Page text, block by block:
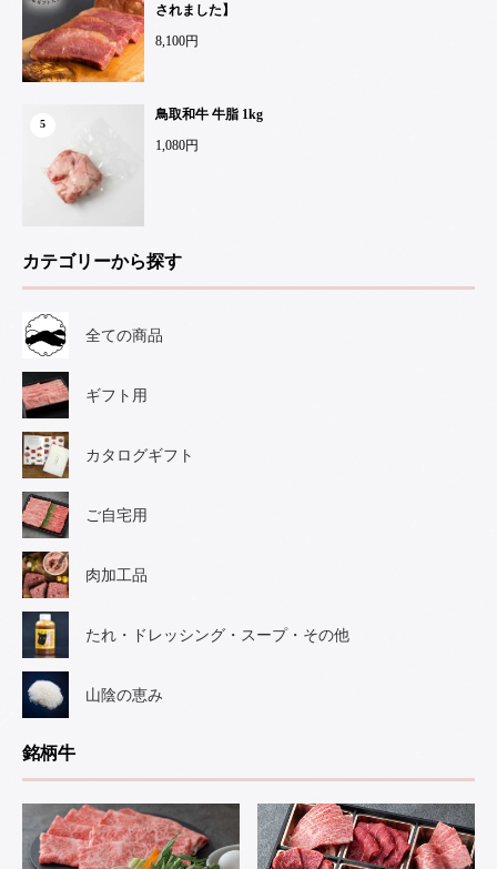
されました】
8,100円
5
鳥取和牛 牛脂 1kg
1,080円
カテゴリーから探す
全ての商品
ギフト用
カタログギフト
ご自宅用
肉加工品
たれ・ドレッシング・スープ・その他
山陰の恵み
銘柄牛